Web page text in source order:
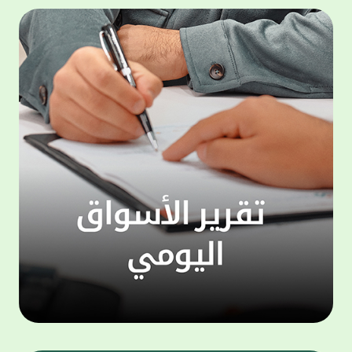
500,000 دينار، وجائزة شهرية بقيمة 100,000
دينار. وتعتبر هذه الحملة الجديدة من جوائز
حساب "الحصاد" سارية اعتبارا من شهر يناير
للعام الجاري، لتكون بمثابة مفاجأة سارة للعملاء
بالتزامن مع استئناف حملات السحوبات التي تتم
على الحسابات الاستثمارية والتي تجري تحت
إشراف جهات تدقيق مستقلة استعان بها البنك
لضمان أعلى مستويات النزاهة والشفافية.
ويهتم بيت التمويل الكويتي بتطوير مزايا حساب
"الحصاد"، والذي يعد من أبرز المنتجات المصرفية
التي يقدمها البنك نظرا لما حققه من إقبال
لافت وما حظي به من ثقة كبيرة من العملاء.
ويمنح حساب "الحصاد" فرصاً متزايدة للفوز حيث
وتزيد هذه الفرص كلما زاد العميل من مدة
احتفاظه برصيده، ليصبح الطريق إلى لقب
"مليونير بيت التمويل" أقرب وأكثر واقعية.
وبالنسبة لحساب "الرابح" فهو حساب مخصص